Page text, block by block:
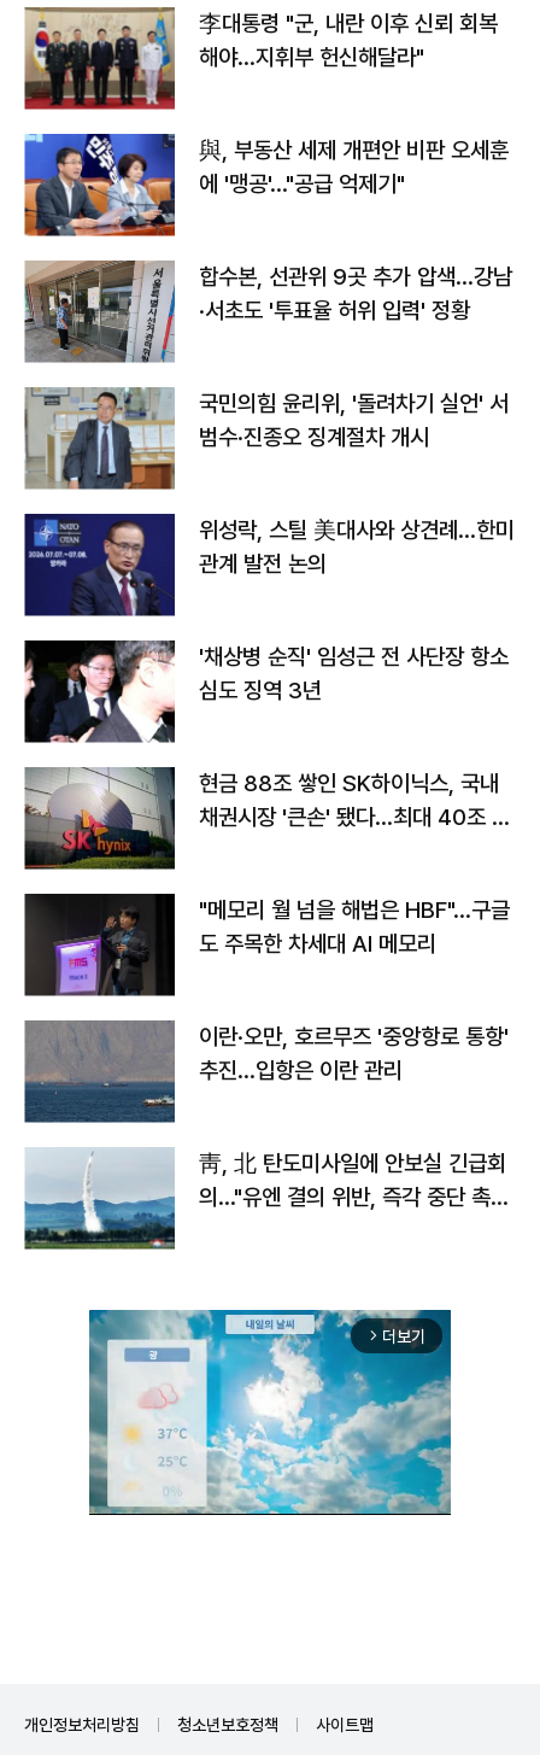
李대통령 "군, 내란 이후 신뢰 회복
해야…지휘부 헌신해달라"
與, 부동산 세제 개편안 비판 오세훈
에 '맹공'…"공급 억제기"
합수본, 선관위 9곳 추가 압색…강남
·서초도 '투표율 허위 입력' 정황
국민의힘 윤리위, '돌려차기 실언' 서
범수·진종오 징계절차 개시
위성락, 스틸 美대사와 상견례…한미
관계 발전 논의
'채상병 순직' 임성근 전 사단장 항소
심도 징역 3년
현금 88조 쌓인 SK하이닉스, 국내
채권시장 '큰손' 됐다…최대 40조 투
"메모리 월 넘을 해법은 HBF"…구글
도 주목한 차세대 AI 메모리
이란·오만, 호르무즈 '중앙항로 통항'
추진…입항은 이란 관리
靑, 北 탄도미사일에 안보실 긴급회
의…"유엔 결의 위반, 즉각 중단 촉
arrow_forward_ios 더보기
개인정보처리방침 청소년보호정책 사이트맵